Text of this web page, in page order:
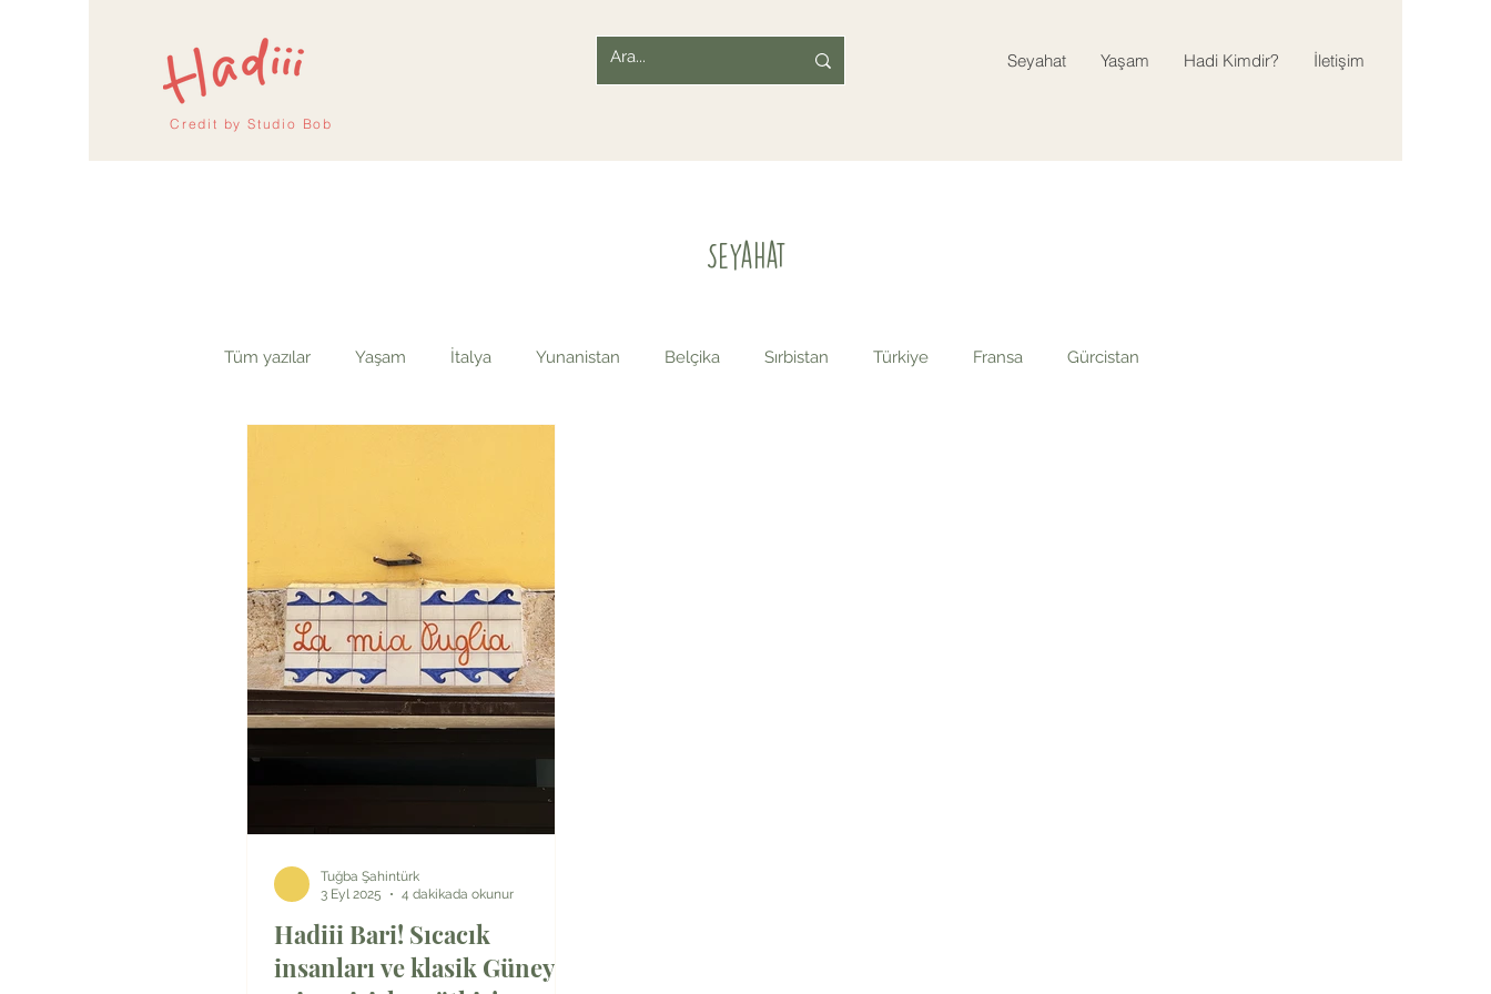
Credit by Studio Bob
Seyahat Yaşam Hadi Kimdir? İletişim
Seyahat
Tüm yazılar Yaşam İtalya Yunanistan Belçika Sırbistan Türkiye Fransa Gürcistan
Hadiii Bari! Sıcacık
insanları ve klasik Güney
Tuğba Şahintürk
3 Eyl 2025
4 dakikada okunur